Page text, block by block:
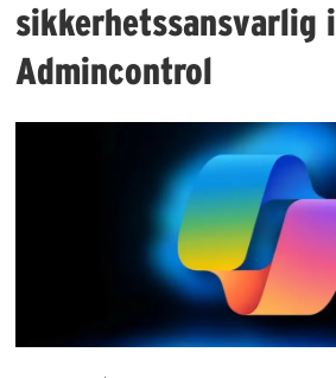
sikkerhetssansvarlig i
Admincontrol